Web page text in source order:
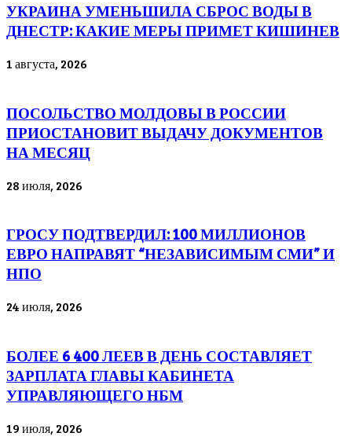
УКРАИНА УМЕНЬШИЛА СБРОС ВОДЫ В
ДНЕСТР: КАКИЕ МЕРЫ ПРИМЕТ КИШИНЕВ
1 августа, 2026
ПОСОЛЬСТВО МОЛДОВЫ В РОССИИ
ПРИОСТАНОВИТ ВЫДАЧУ ДОКУМЕНТОВ
НА МЕСЯЦ
28 июля, 2026
ГРОСУ ПОДТВЕРДИЛ: 100 МИЛЛИОНОВ
ЕВРО НАПРАВЯТ “НЕЗАВИСИМЫМ СМИ” И
НПО
24 июля, 2026
БОЛЕЕ 6 400 ЛЕЕВ В ДЕНЬ СОСТАВЛЯЕТ
ЗАРПЛАТА ГЛАВЫ КАБИНЕТА
УПРАВЛЯЮЩЕГО НБМ
19 июля, 2026